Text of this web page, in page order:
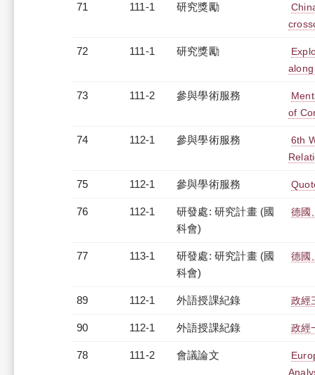
71 111-1 研究獎勵
72 111-1 研究獎勵
73 111-2 參與學術服務
of
74 112-1 參與學術服務
6th
75 112-1 參與學術服務
76 112-1
研發處: 研究計畫 (國
科會)
德國
77 113-1
研發處: 研究計畫 (國
科會)
德國
89 112-1 外語授課紀錄 政經
90 112-1 外語授課紀錄 政經
78 111-2 會議論文